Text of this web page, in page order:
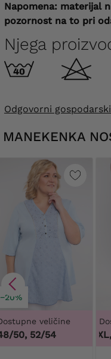
Napomena: materijal
pozornost na to pri
Njega
Odgovorni
MANEKENKA
−20%
veličine
50, 52/54 3XL,